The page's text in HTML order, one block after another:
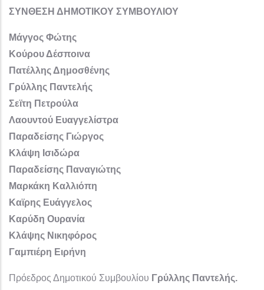
ΣΥΝΘΕΣΗ ΔΗΜΟΤΙΚΟΥ ΣΥΜΒΟΥΛΙΟΥ
Μάγγος Φώτης
Κούρου Δέσποινα
Πατέλλης Δημοσθένης
Γρύλλης Παντελής
Σεϊτη Πετρούλα
Λαουντού Ευαγγελίστρα
Παραδείσης Γιώργος
Κλάψη Ισιδώρα
Παραδείσης Παναγιώτης
Μαρκάκη Καλλιόπη
Καϊρης Ευάγγελος
Καρύδη Ουρανία
Κλάψης Νικηφόρος
Γαμπιέρη Ειρήνη
Πρόεδρος Δημοτικού Συμβουλίου Γρύλλης Παντελής.